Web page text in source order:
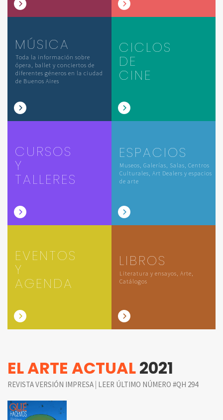
MÚSICA
Toda la información sobre
ópera, ballet y conciertos de
diferentes géneros en la ciudad
de Buenos Aires
CICLOS
DE
CINE
CURSOS
Y
TALLERES
ESPACIOS
Museos, Galerías, Salas, Centros
Culturales, Art Dealers y espacios
de arte
EVENTOS
Y
AGENDA
LIBROS
Literatura y ensayos, Arte,
Catálogos
EL ARTE ACTUAL2021
REVISTA VERSIÓN IMPRESA | LEER ÚLTIMO NÚMERO #QH 294